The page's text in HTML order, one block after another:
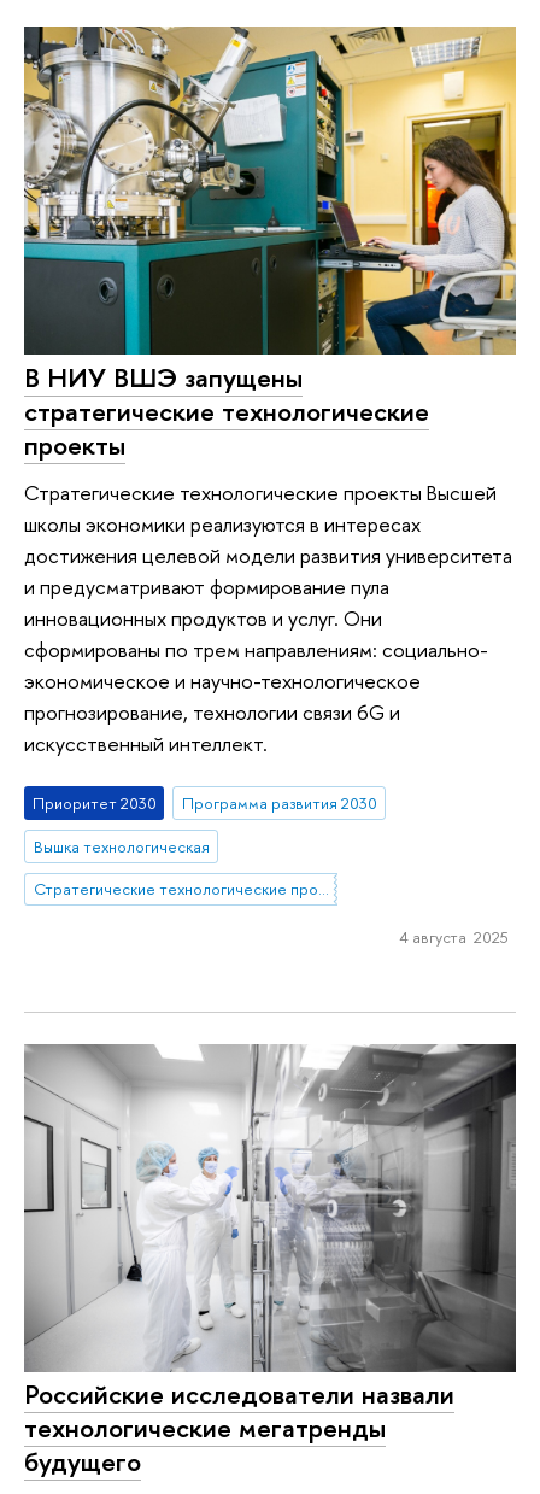
В НИУ ВШЭ запущены
стратегические технологические
проекты
Стратегические технологические проекты Высшей
школы экономики реализуются в интересах
достижения целевой модели развития университета
и предусматривают формирование пула
инновационных продуктов и услуг. Они
сформированы по трем направлениям: социально-
экономическое и научно-технологическое
прогнозирование, технологии связи 6G и
искусственный интеллект.
Приоритет 2030
Программа развития 2030
Вышка технологическая
Стратегические технологические проекты
4 августа 2025
Российские исследователи назвали
технологические мегатренды
будущего